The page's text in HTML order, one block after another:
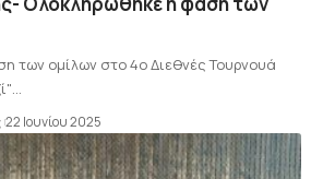
των ομίλων στο 4ο Διεθνές Τουρνουά
22 Ιουνίου 2025